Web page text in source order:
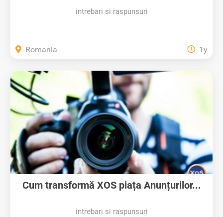
intrebari si raspunsuri
Romania 1y
Cum transformă XOS piața Anunțurilor...
intrebari si raspunsuri